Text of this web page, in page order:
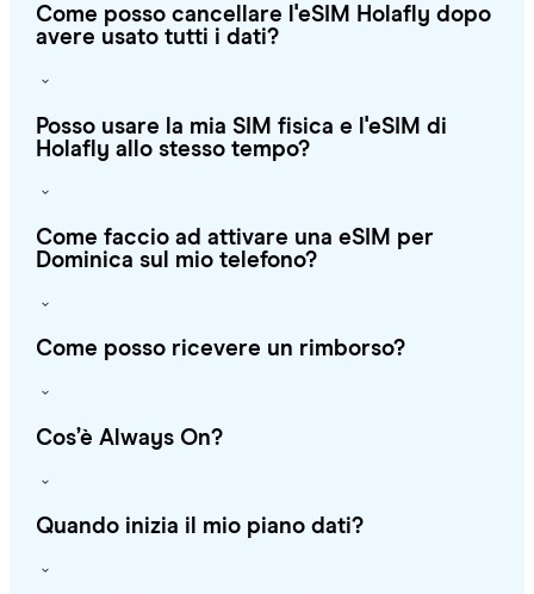
Come posso cancellare l'eSIM Holafly dopo
avere usato tutti i dati?
Posso usare la mia SIM fisica e l'eSIM di
Holafly allo stesso tempo?
Come faccio ad attivare una eSIM per
Dominica sul mio telefono?
Come posso ricevere un rimborso?
Cos’è Always On?
Quando inizia il mio piano dati?